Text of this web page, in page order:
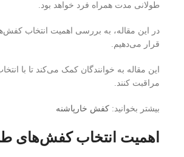
طولانی مدت همراه فرد خواهد بود.
در این مقاله، به بررسی اهمیت انتخاب
قرار می‌دهیم.
این مقاله به خوانندگان کمک می‌کند تا با
مراقبت کنند.
بیشتر بخوانید: کفش خارپاشنه
اهمیت انتخاب کفش‌های